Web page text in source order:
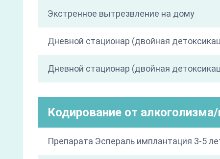
Экстренное вытрезвление на дому
Дневной стационар (двойная
Дневной стационар (двойная
Кодирование от
Препарата Эспераль имплантация 3-5